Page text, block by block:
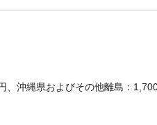
沖縄県およびその他離島：